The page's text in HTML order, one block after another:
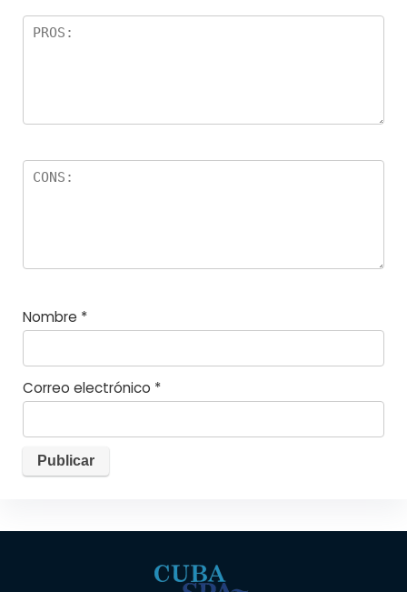
el
Nombre *
Correo electrónico *